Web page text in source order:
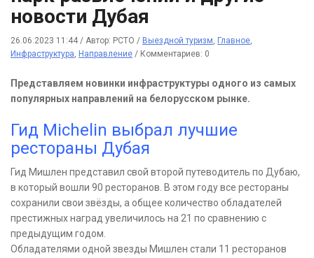
новости Дубая
26.06.2023 11:44 / Автор: РСТО / Выездной туризм, Главное,
Инфраструктура, Направление / Комментариев: 0
Представляем новинки инфраструктуры одного из самых
популярных направлений на белорусском рынке.
Гид Michelin выбрал лучшие
рестораны Дубая
Гид Мишлен представил свой второй путеводитель по Дубаю,
в который вошли 90 ресторанов. В этом году все рестораны
сохранили свои звёзды, а общее количество обладателей
престижных наград увеличилось на 21 по сравнению с
предыдущим годом.
Обладателями одной звезды Мишлен стали 11 ресторанов